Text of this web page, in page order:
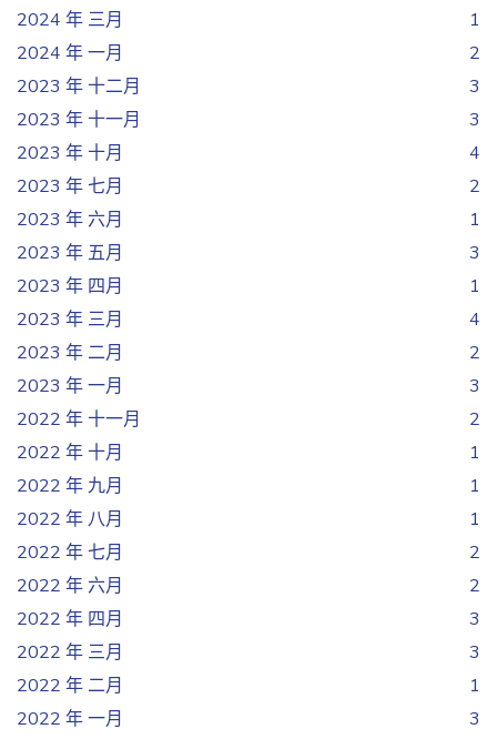
2024 年 三月
1
2024 年 一月
2
2023 年 十二月
3
2023 年 十一月
3
2023 年 十月
4
2023 年 七月
2
2023 年 六月
1
2023 年 五月
3
2023 年 四月
1
2023 年 三月
4
2023 年 二月
2
2023 年 一月
3
2022 年 十一月
2
2022 年 十月
1
2022 年 九月
1
2022 年 八月
1
2022 年 七月
2
2022 年 六月
2
2022 年 四月
3
2022 年 三月
3
2022 年 二月
1
2022 年 一月
3